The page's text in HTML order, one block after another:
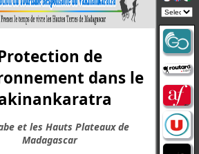
de
dans le
et les Hauts Plateaux de
Madagascar
Powered
by